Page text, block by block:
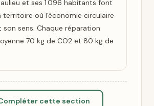
et ses 1 096 habitants font
territoire où l'économie circulaire
sens. Chaque réparation
70 kg de CO2 et 80 kg de
cette section